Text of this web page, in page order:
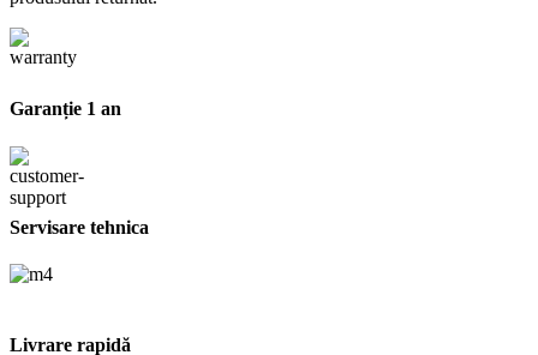
Garanție 1 an
Servisare tehnica
Livrare rapidă